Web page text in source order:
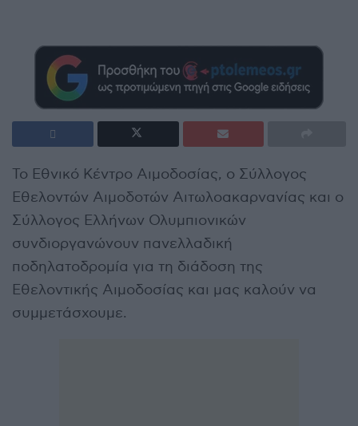
Το Εθνικό Κέντρο Αιμοδοσίας, ο Σύλλογος
Εθελοντών Αιμοδοτών Αιτωλοακαρνανίας και ο
Σύλλογος Ελλήνων Ολυμπιονικών
συνδιοργανώνουν πανελλαδική
ποδηλατοδρομία για τη διάδοση της
Εθελοντικής Αιμοδοσίας και μας καλούν να
συμμετάσχουμε.